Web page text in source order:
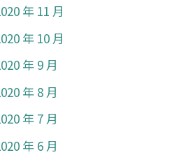
年 11 月
年 10 月
年 9 月
年 8 月
年 7 月
年 6 月